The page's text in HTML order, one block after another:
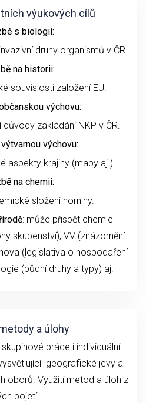
výukových cílů
s biologií:
druhy organismů v ČR.
na historii:
souvislosti založení EU.
výchovu:
zakládání NKP v ČR.
výchovu:
aspekty krajiny (mapy aj.).
na chemii:
složení horniny.
: může přispět chemie
skupenství), VV (znázornění
(legislativa o hospodaření
(půdní druhy a typy) aj.
a úlohy
práce i individuální
geografické jevy a
oborů. Využití metod a úloh z
pojetí.